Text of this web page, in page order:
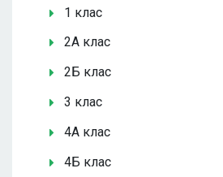
1 клас
2А клас
2Б клас
3 клас
4А клас
4Б клас